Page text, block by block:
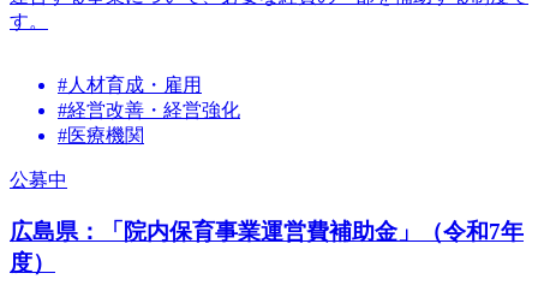
す。
#人材育成・雇用
#経営改善・経営強化
#医療機関
公募中
広島県：「院内保育事業運営費補助金」（令和7年
度）